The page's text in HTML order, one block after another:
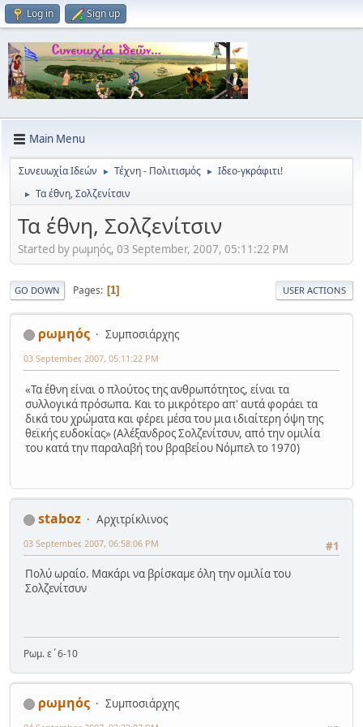
Log in Sign up
Main Menu
Συνευωχία Ιδεών ► Τέχνη - Πολιτισμός ► Ιδεο-γκράφιτι!
► Τα έθνη, Σολζενίτσιν
Τα έθνη, Σολζενίτσιν
Started by ρωμηός, 03 September, 2007, 05:11:22 PM
GO DOWN Pages 1 USER ACTIONS
ρωμηός Συμποσιάρχης
03 September, 2007, 05:11:22 PM
«Τα έθνη είναι ο πλούτος της ανθρωπότητος, είναι τα
συλλογικά πρόσωπα. Και το μικρότερο απ' αυτά φοράει τα
δικά του χρώματα και φέρει μέσα του μια ιδιαίτερη όψη της
θεϊκής ευδοκίας» (Αλέξανδρος Σολζενίτσυν, από την ομιλία
του κατά την παραλαβή του βραβείου Νόμπελ το 1970)
staboz
Αρχιτρίκλινος
#1
03 September, 2007, 06:58:06 PM
Πολύ ωραίο. Μακάρι να βρίσκαμε όλη την ομιλία του
Σολζενίτσυν
Ρωμ. ε΄6-10
ρωμηός
Συμποσιάρχης